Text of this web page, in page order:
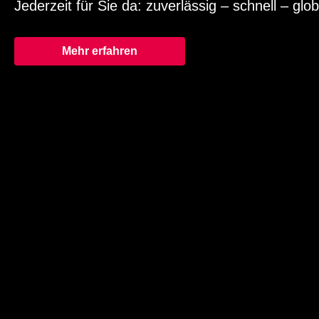
Jederzeit für Sie da: zuverlässig – schnell –
Mehr erfahren